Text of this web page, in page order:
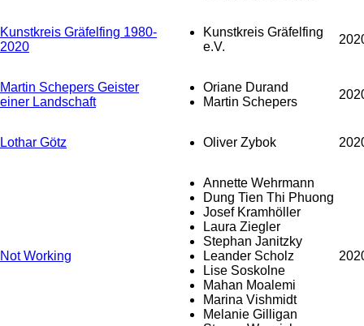
Kunstkreis Gräfelfing 1980-
2020
Kunstkreis Gräfelfing
e.V.
Martin Schepers Geister
einer Landschaft
Oriane Durand
Martin Schepers
Lothar Götz Oliver Zybok
Not Working
Annette Wehrmann
Dung Tien Thi Phuong
Josef Kramhöller
Laura Ziegler
Stephan Janitzky
Leander Scholz
Lise Soskolne
Mahan Moalemi
Marina Vishmidt
Melanie Gilligan